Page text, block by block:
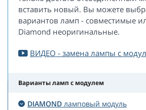
вставить новый. Вы можете
вариантов ламп - совместимые
Diamond неоригинальные.
ВИДЕО - замена лампы с
Варианты ламп с модулем
DIAMOND ламповый модуль